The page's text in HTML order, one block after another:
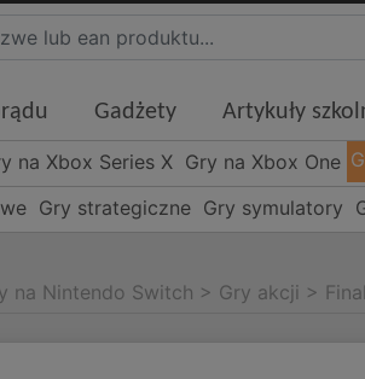
Gadżety Artykuły
na Xbox Series X Gry na Xbox One
Gry strategiczne Gry symulatory
na Nintendo Switch > Gry akcji >